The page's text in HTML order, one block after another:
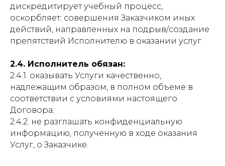
дискредитирует учебный процесс,
оскорбляет; совершения Заказчиком иных
действий, направленных на подрыв/создание
препятствий Исполнителю в оказании услуг.
2.4. Исполнитель обязан:
2.4.1. оказывать Услуги качественно,
надлежащим образом, в полном объеме в
соответствии с условиями настоящего
Договора;
2.4.2. не разглашать конфиденциальную
информацию, полученную в ходе оказания
Услуг, о Заказчике.